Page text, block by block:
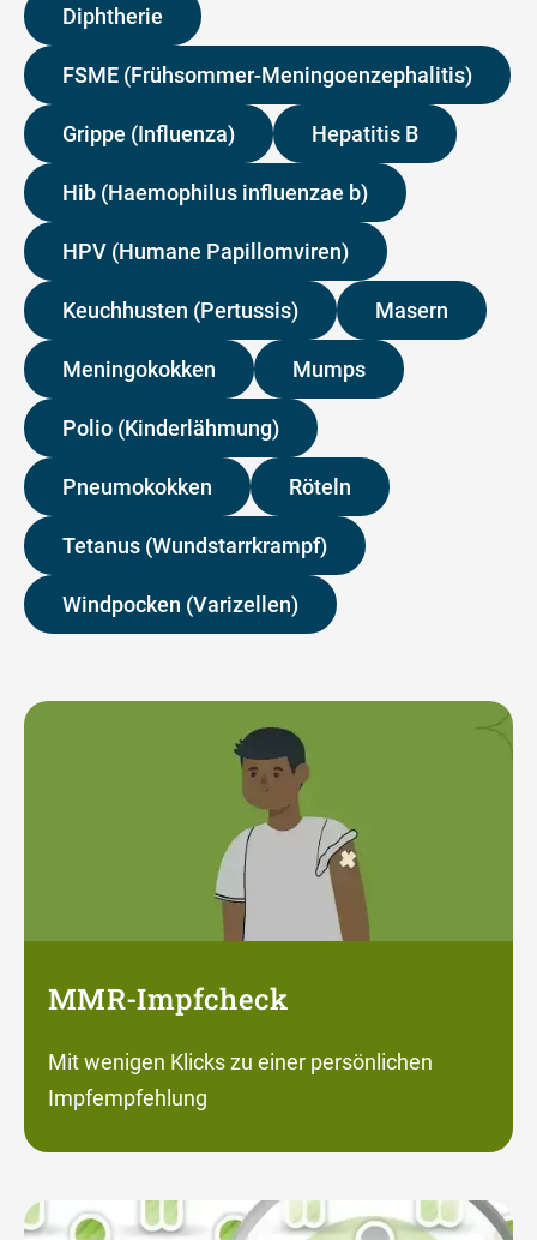
Diphtherie
FSME (Frühsommer-Meningoenzephalitis)
Grippe (Influenza) Hepatitis B
Hib (Haemophilus influenzae b)
HPV (Humane Papillomviren)
Keuchhusten (Pertussis) Masern
Meningokokken Mumps
Polio (Kinderlähmung)
Pneumokokken Röteln
Tetanus (Wundstarrkrampf)
Windpocken (Varizellen)
MMR-Impfcheck
Mit wenigen Klicks zu einer persönlichen
Impfempfehlung